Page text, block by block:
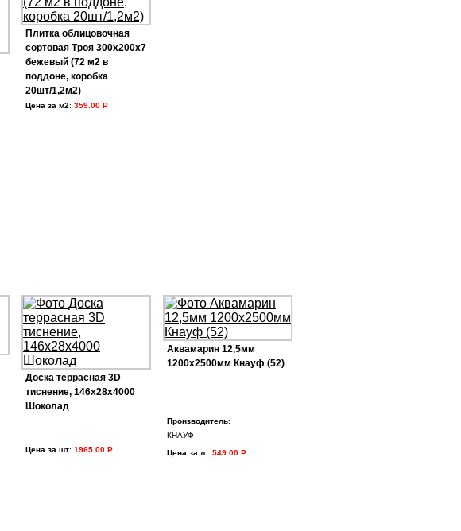
Плитка облицовочная
сортовая Троя 300х200х7
бежевый (72 м2 в
поддоне, коробка
20шт/1,2м2)
Цена за м2: 359.00 Р
Доска террасная 3D
тиснение, 146х28х4000
Шоколад
Цена за шт: 1965.00 Р
Аквамарин 12,5мм
1200х2500мм Кнауф (52)
Производитель:
КНАУФ
Цена за л. : 549.00 Р